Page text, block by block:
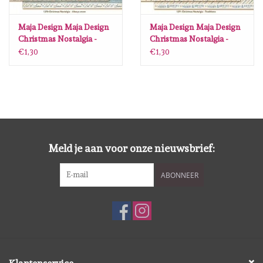
Maja Design Maja Design
Christmas Nostalgia -
Always Snow- 1370 - 12
€1,30
Maja Design Maja Design
Christmas Nostalgia -
Traditions - 1371 - 12 x12
€1,30
Meld je aan voor onze nieuwsbrief:
ABONNEER